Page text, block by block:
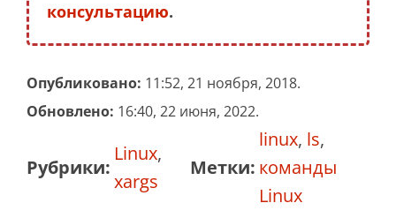
консультацию.
Опубликовано: 11:52, 21 ноября, 2018.
Обновлено: 16:40, 22 июня, 2022.
Рубрики:
Linux,
xargs
Метки:
linux, ls,
команды
Linux